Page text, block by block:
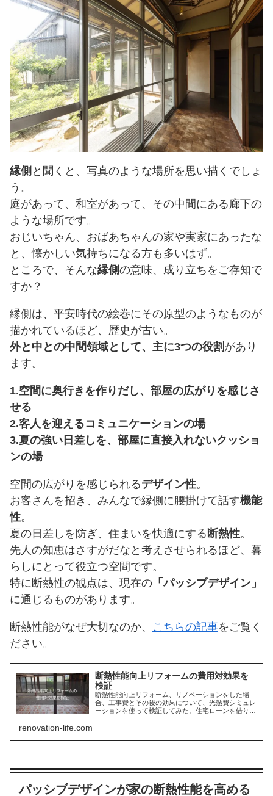
縁側 と聞くと、写真のような場所を思い描くでしょ
う。
庭があって、和室があって、その中間にある廊下の
ような場所です。
おじいちゃん、おばあちゃんの家や実家にあったな
と、懐かしい気持ちになる方も多いはず。
ところで、そんな縁側の意味、成り立ちをご存知で
すか？
縁側は、平安時代の絵巻にその原型のようなものが
描かれているほど、歴史が古い。
外と中との中間領域として、主に3つの役割 があり
ます。
1.空間に奥行きを作りだし、部屋の広がりを感じさ
せる
2.客人を迎えるコミュニケーションの場
3.夏の強い日差しを、部屋に直接入れないクッショ
ンの場
空間の広がりを感じられるデザイン性。
お客さんを招き、みんなで縁側に腰掛けて話す機能
性。
夏の日差しを防ぎ、住まいを快適にする 断熱性。
先人の知恵はさすがだなと考えさせられるほど、暮
らしにとって役立つ空間です。
特に断熱性の観点は、現在の 「パッシブデザイン」
に通じるものがあります。
断熱性能がなぜ大切なのか、 こちらの記事をご覧く
ださい。
断熱性能向上リフォームの費用対効果を
検証
断熱性能向上リフォーム、リノベーションをした場
合、工事費とその後の効果について、光熱費シミュレ
ーションを使って検証してみた。住宅ローンを借りる
renovation-life.com
パッシブデザインが家の断熱性能を高める